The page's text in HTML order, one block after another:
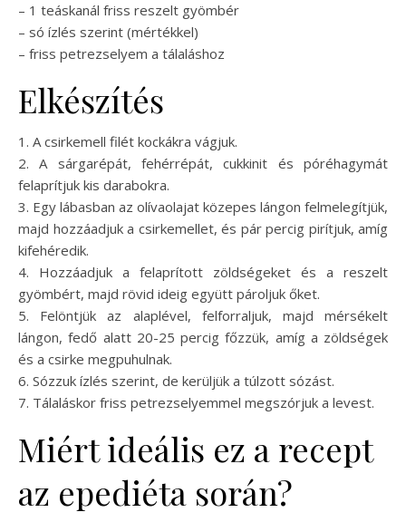
– 1 teáskanál friss reszelt gyömbér
– só ízlés szerint (mértékkel)
– friss petrezselyem a tálaláshoz
Elkészítés
1. A csirkemell filét kockákra vágjuk.
2. A sárgarépát, fehérrépát, cukkinit és póréhagymát
felaprítjuk kis darabokra.
3. Egy lábasban az olívaolajat közepes lángon felmelegítjük,
majd hozzáadjuk a csirkemellet, és pár percig pirítjuk, amíg
kifehéredik.
4. Hozzáadjuk a felaprított zöldségeket és a reszelt
gyömbért, majd rövid ideig együtt pároljuk őket.
5. Felöntjük az alaplével, felforraljuk, majd mérsékelt
lángon, fedő alatt 20-25 percig főzzük, amíg a zöldségek
és a csirke megpuhulnak.
6. Sózzuk ízlés szerint, de kerüljük a túlzott sózást.
7. Tálaláskor friss petrezselyemmel megszórjuk a levest.
Miért ideális ez a recept
az epediéta során?